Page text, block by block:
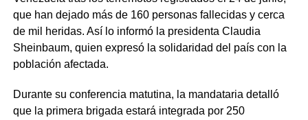
que han dejado más de 160 personas fallecidas y cerca
de mil heridas. Así lo informó la presidenta Claudia
Sheinbaum, quien expresó la solidaridad del país con la
población afectada.
Durante su conferencia matutina, la mandataria detalló
que la primera brigada estará integrada por 250